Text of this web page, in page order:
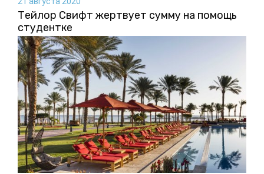
Тейлор Свифт жертвует сумму на помощь
студентке